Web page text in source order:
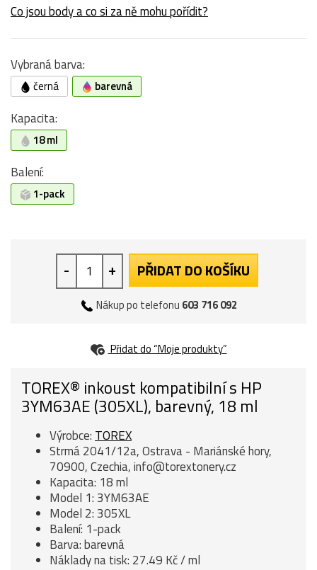
Co jsou body a co si za ně mohu pořídit?
Vybraná barva:
černá barevná
Kapacita:
18 ml
Balení:
1-pack
- + PŘIDAT DO KOŠÍKU
Nákup po telefonu 603 716 092
Přidat do “Moje produkty”
TOREX® inkoust kompatibilní s HP
3YM63AE (305XL), barevný, 18 ml
Výrobce: TOREX
Strmá 2041/12a, Ostrava - Mariánské hory,
70900, Czechia, info@torextonery.cz
Kapacita: 18 ml
Model 1: 3YM63AE
Model 2: 305XL
Balení: 1-pack
Barva: barevná
Náklady na tisk: 27.49 Kč / ml